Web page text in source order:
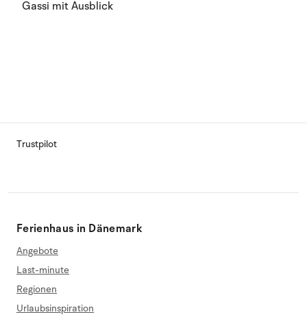
Trustpilot
Ferienhaus in Dänemark
Angebote
Last-minute
Regionen
Urlaubsinspiration